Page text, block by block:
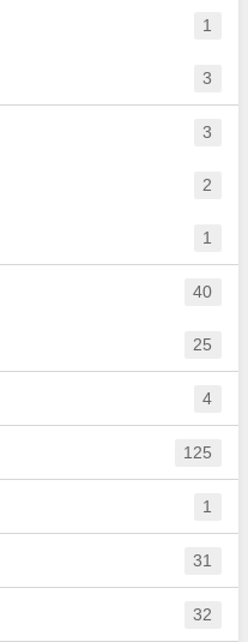
1
3
3
2
1
40
25
4
125
1
31
32